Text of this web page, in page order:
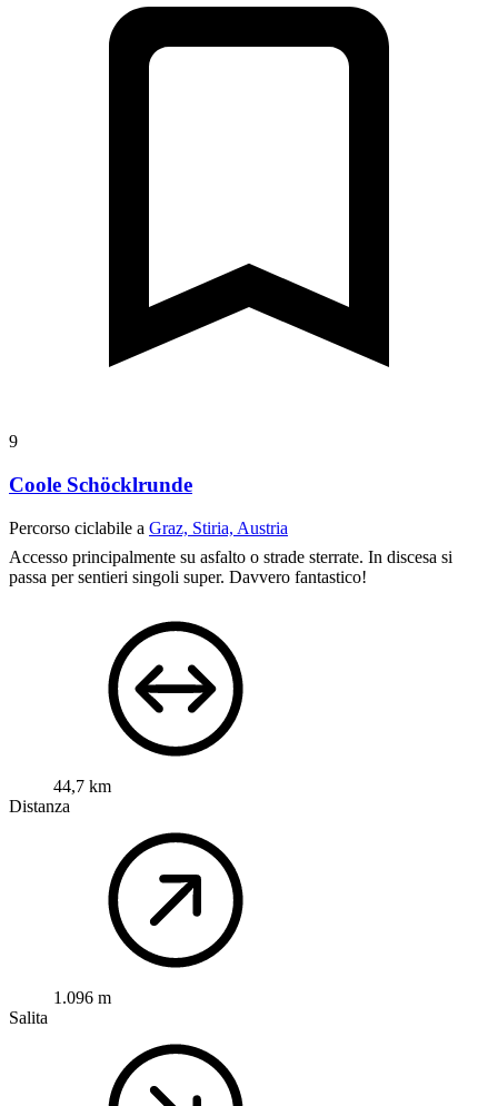
9
Coole Schöcklrunde
Percorso ciclabile a Graz, Stiria, Austria
Accesso principalmente su asfalto o strade sterrate. In discesa si
passa per sentieri singoli super. Davvero fantastico!
44,7 km
Distanza
1.096 m
Salita